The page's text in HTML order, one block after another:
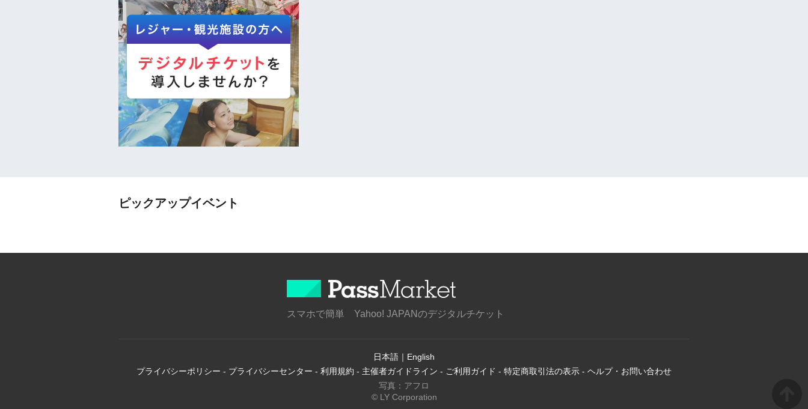
ピックアップイベント
スマホで簡単 Yahoo! JAPANのデジタルチケット
日本語 ｜ English
プライバシーポリシー - プライバシーセンター - 利用規約 - 主催者ガイドライン - ご利用ガイド - 特定商取引法の表示 - ヘルプ・お問い合わせ
写真：アフロ
© LY Corporation